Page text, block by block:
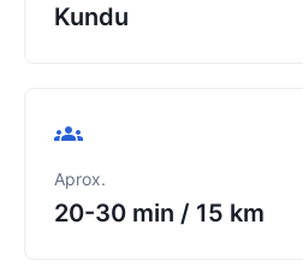
Kundu
Aprox.
20-30 min / 15 km